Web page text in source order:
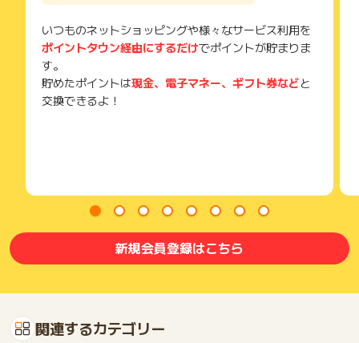
いつものネットショッピングや様々なサービス利用を
ポイントタウン経由にするだけでポイントが貯まりま
す。
貯めたポイントは現金、電子マネー、ギフト券などと
交換できるよ！
新規会員登録はこちら
関連するカテゴリー